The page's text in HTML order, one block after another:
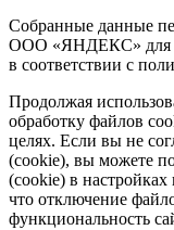
Собранные данные
ООО «ЯНДЕКС» для
в соответствии с
Продолжая
обработку файлов
целях. Если вы не
(cookie), вы можете
(cookie) в
что отключение
функциональность